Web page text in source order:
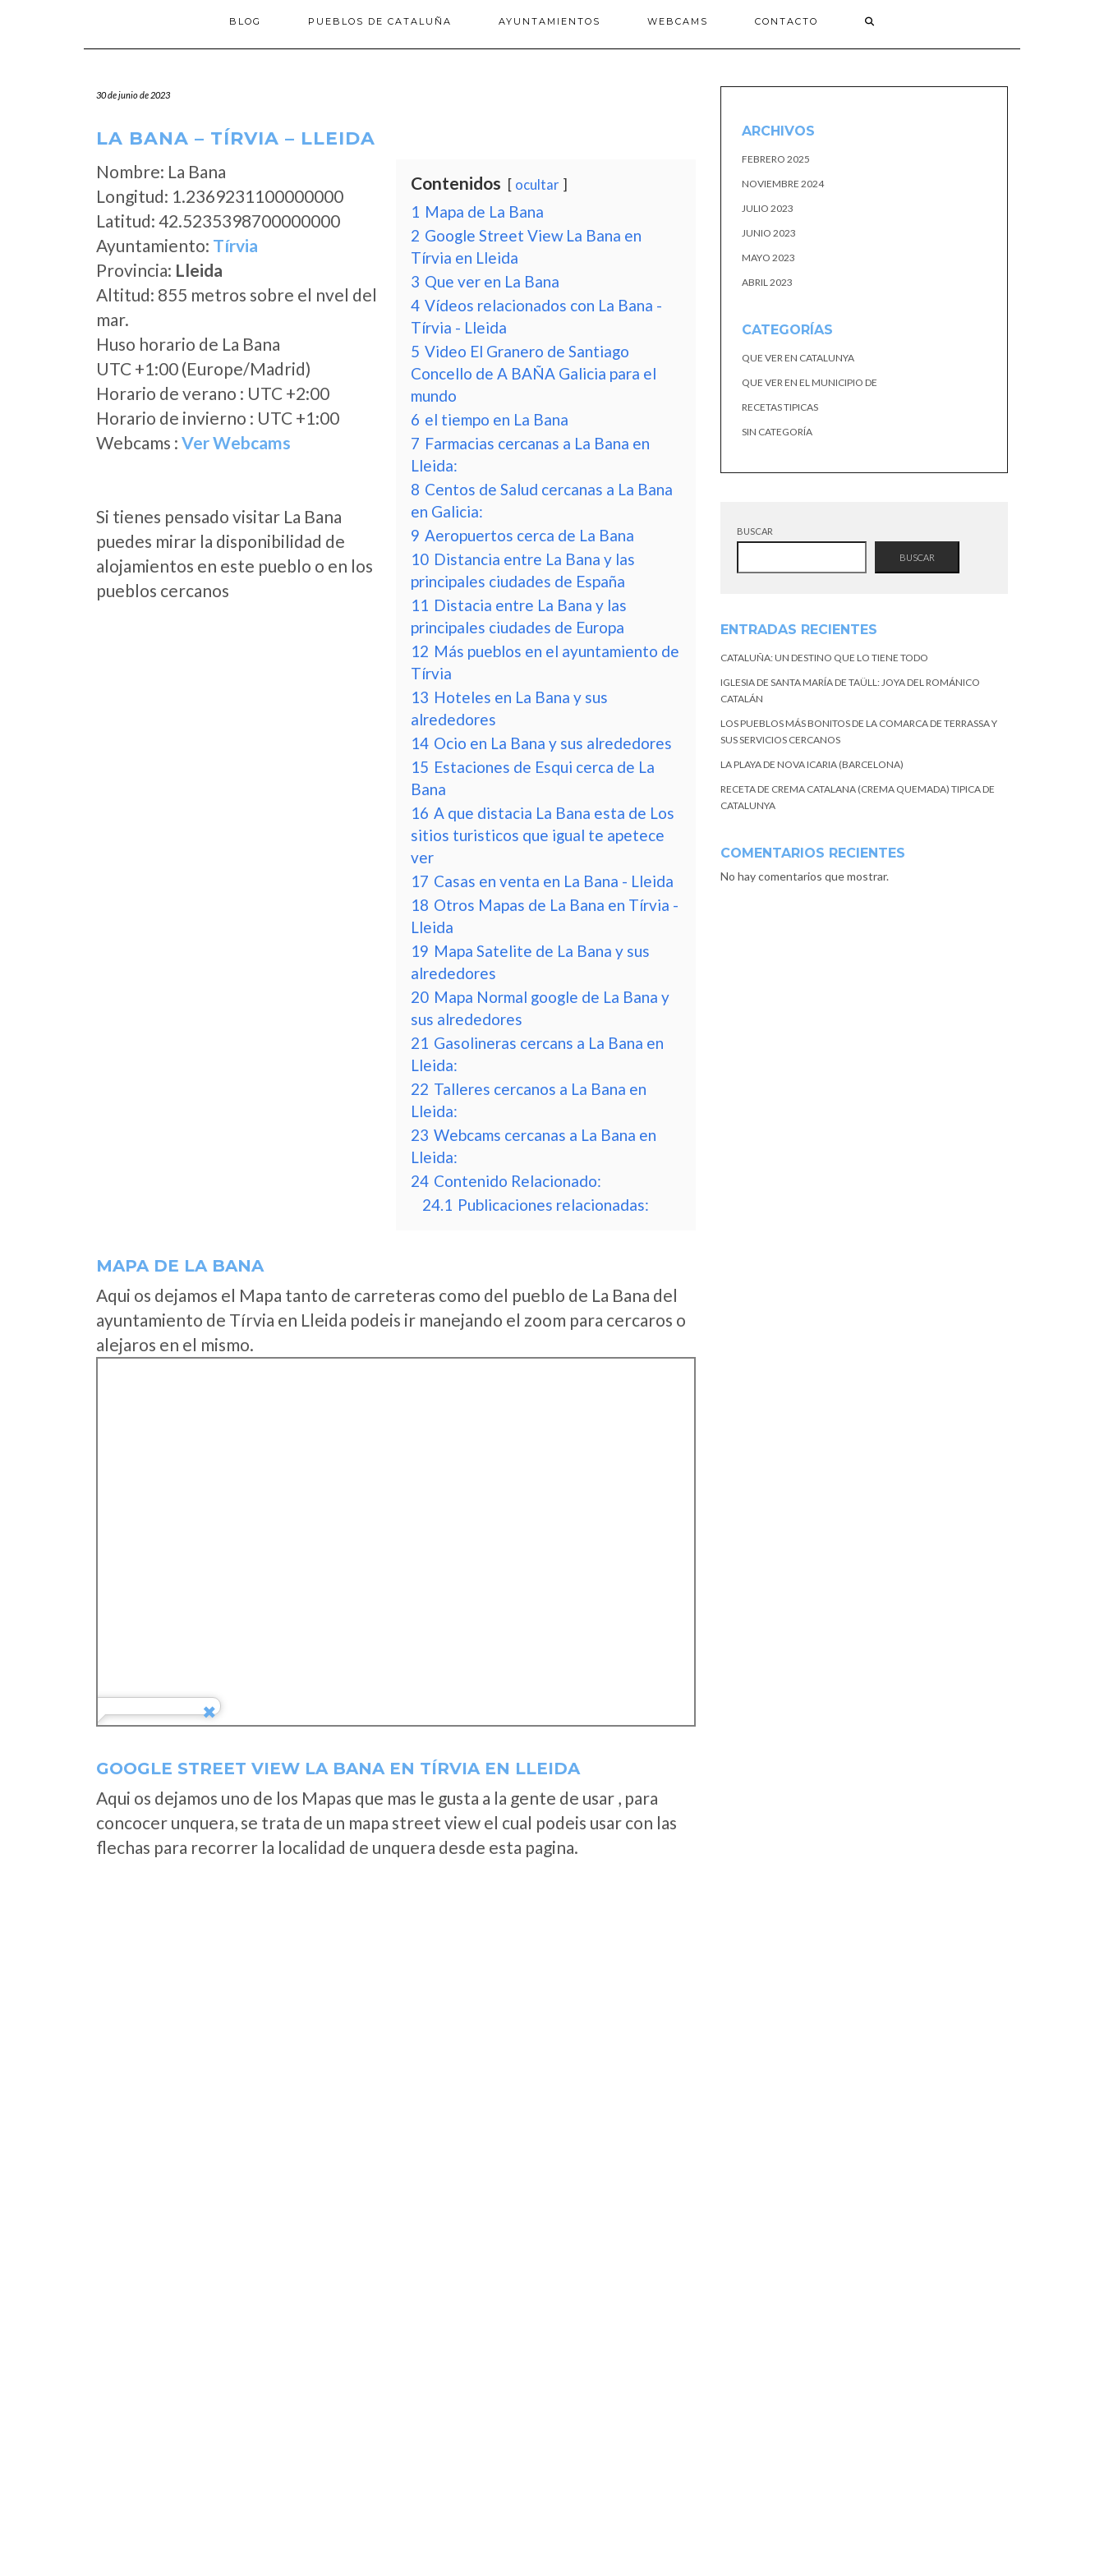
BLOG PUEBLOS DE CATALUÑA AYUNTAMIENTOS WEBCAMS CONTACTO
30 de junio de 2023
LA BANA – TÍRVIA – LLEIDA
Nombre: La Bana
Longitud: 1.2369231100000000
Latitud: 42.5235398700000000
Ayuntamiento: Tírvia
Provincia: Lleida
Altitud: 855 metros sobre el nvel del
mar.
Huso horario de La Bana
UTC +1:00 (Europe/Madrid)
Horario de verano : UTC +2:00
Horario de invierno : UTC +1:00
Webcams : Ver Webcams
Si tienes pensado visitar La Bana
puedes mirar la disponibilidad de
alojamientos en este pueblo o en los
pueblos cercanos
Contenidos ocultar
1 Mapa de La Bana
2 Google Street View La Bana en
Tírvia en Lleida
3 Que ver en La Bana
4 Vídeos relacionados con La Bana -
Tírvia - Lleida
5 Video El Granero de Santiago
Concello de A BAÑA Galicia para el
mundo
6 el tiempo en La Bana
7 Farmacias cercanas a La Bana en
Lleida:
8 Centos de Salud cercanas a La Bana
en Galicia:
9 Aeropuertos cerca de La Bana
10 Distancia entre La Bana y las
principales ciudades de España
11 Distacia entre La Bana y las
principales ciudades de Europa
12 Más pueblos en el ayuntamiento de
Tírvia
13 Hoteles en La Bana y sus
alrededores
14 Ocio en La Bana y sus alrededores
15 Estaciones de Esqui cerca de La
Bana
16 A que distacia La Bana esta de Los
sitios turisticos que igual te apetece
ver
17 Casas en venta en La Bana - Lleida
18 Otros Mapas de La Bana en Tírvia -
Lleida
19 Mapa Satelite de La Bana y sus
alrededores
20 Mapa Normal google de La Bana y
sus alrededores
21 Gasolineras cercans a La Bana en
Lleida:
22 Talleres cercanos a La Bana en
Lleida:
23 Webcams cercanas a La Bana en
Lleida:
24 Contenido Relacionado:
24.1 Publicaciones relacionadas:
MAPA DE LA BANA
Aqui os dejamos el Mapa tanto de carreteras como del pueblo de La Bana del
ayuntamiento de Tírvia en Lleida podeis ir manejando el zoom para cercaros o
alejaros en el mismo.
GOOGLE STREET VIEW LA BANA EN TÍRVIA EN LLEIDA
Aqui os dejamos uno de los Mapas que mas le gusta a la gente de usar , para
concocer unquera, se trata de un mapa street view el cual podeis usar con las
flechas para recorrer la localidad de unquera desde esta pagina.
ARCHIVOS
FEBRERO 2025
NOVIEMBRE 2024
JULIO 2023
JUNIO 2023
MAYO 2023
ABRIL 2023
CATEGORÍAS
QUE VER EN CATALUNYA
QUE VER EN EL MUNICIPIO DE
RECETAS TIPICAS
SIN CATEGORÍA
BUSCAR
BUSCAR
ENTRADAS RECIENTES
CATALUÑA: UN DESTINO QUE LO TIENE TODO
IGLESIA DE SANTA MARÍA DE TAÜLL: JOYA DEL ROMÁNICO
CATALÁN
LOS PUEBLOS MÁS BONITOS DE LA COMARCA DE TERRASSA Y
SUS SERVICIOS CERCANOS
LA PLAYA DE NOVA ICARIA (BARCELONA)
RECETA DE CREMA CATALANA (CREMA QUEMADA) TIPICA DE
CATALUNYA
COMENTARIOS RECIENTES
No hay comentarios que mostrar.